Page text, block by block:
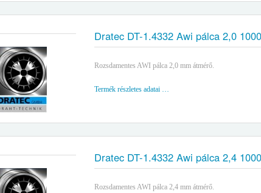
Dratec DT-1.4332 Awi pálca 2,0
Rozsdamentes AWI pálca 2,0 mm átmérő.
Termék részletes adatai …
Dratec DT-1.4332 Awi pálca 2,4
Rozsdamentes AWI pálca 2,4 mm átmérő.